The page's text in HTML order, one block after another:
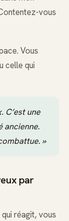
vous
Vous
celle qui
C’est une
ancienne.
»
par
réagit, vous